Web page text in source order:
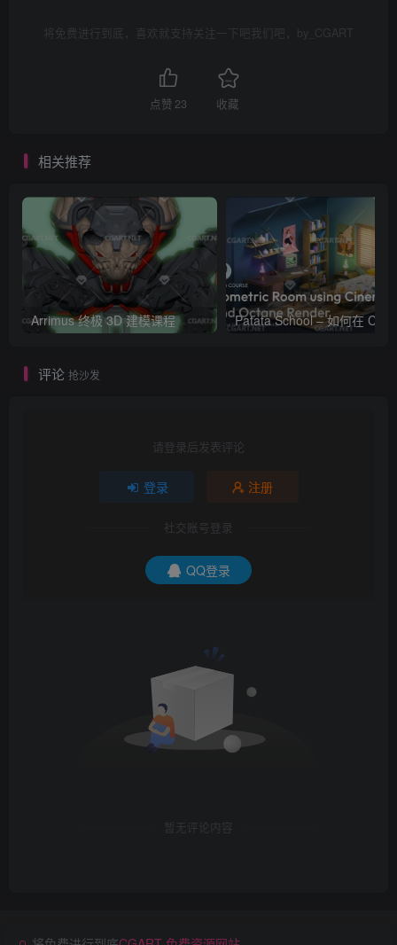
将免费进行到底，喜欢就支持关注一下吧我们吧，by_CGART
点赞23 收藏
相关推荐
Arrimus 终极 3D 建模课程
评论 抢沙发
请登录后发表评论
登录 注册
社交账号登录
QQ登录
暂无评论内容